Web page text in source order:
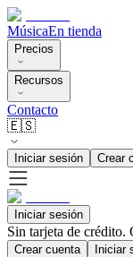
MúsicaEn tienda
Precios
Recursos
Contacto
🇪🇸
Iniciar sesión Crear
Iniciar sesión
Sin tarjeta de crédito.
Crear cuenta Iniciar